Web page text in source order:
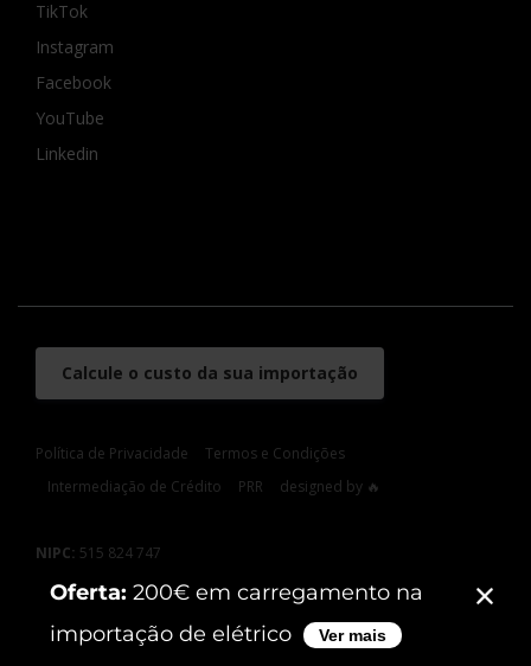
TikTok
Instagram
Facebook
YouTube
Linkedin
Calcule o custo da sua importação
Política de Privacidade
Termos e Condições
Intermediação de Crédito
PRR designed by 🔥
NIPC: 515 824 747
Sede:Rua de Campolide, nº 209, 1070-029, Lisboa
Escritório Lisboa:Rua Camilo Castelo Branco nº2, 4º esquerdo
1150-084 Lisboa